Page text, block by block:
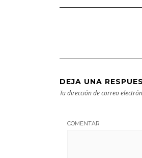
Bilbao | Visita
DEJA UNA
Tu dirección de correo
COMENTAR